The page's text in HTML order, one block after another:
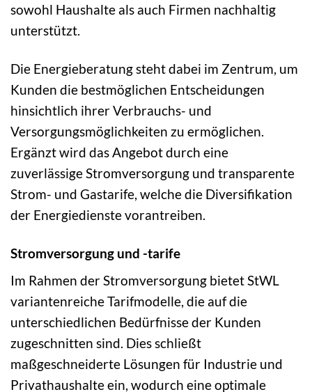
sowohl Haushalte als auch Firmen nachhaltig
unterstützt.
Die Energieberatung steht dabei im Zentrum, um
Kunden die bestmöglichen Entscheidungen
hinsichtlich ihrer Verbrauchs- und
Versorgungsmöglichkeiten zu ermöglichen.
Ergänzt wird das Angebot durch eine
zuverlässige Stromversorgung und transparente
Strom- und Gastarife, welche die Diversifikation
der Energiedienste vorantreiben.
Stromversorgung und -tarife
Im Rahmen der Stromversorgung bietet StWL
variantenreiche Tarifmodelle, die auf die
unterschiedlichen Bedürfnisse der Kunden
zugeschnitten sind. Dies schließt
maßgeschneiderte Lösungen für Industrie und
Privathaushalte ein, wodurch eine optimale